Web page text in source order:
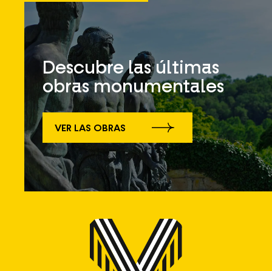
Descubre las últimas
obras monumentales
VER LAS OBRAS